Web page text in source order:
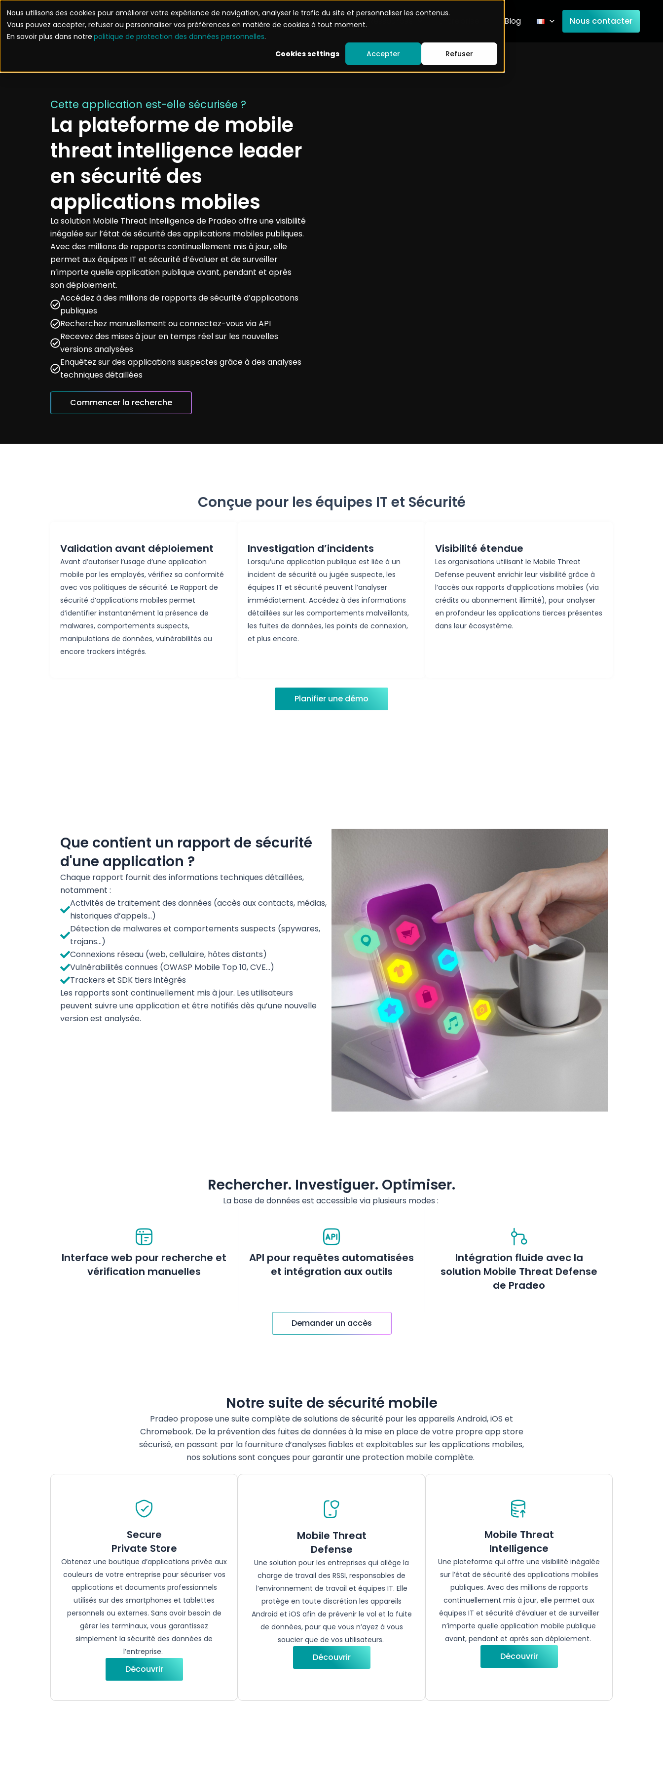
Nous utilisons des cookies pour améliorer votre expérience de navigation, analyser le trafic du site et personnaliser les contenus.
Vous pouvez accepter, refuser ou personnaliser vos préférences en matière de cookies à tout moment.
En savoir plus dans notre politique de protection des données personnelles.
Cookies settings
Accepter Refuser
au
contenu
Solutions Cas d’usage Devenez partenaire Blog Nous contacter
Cette application est-elle sécurisée ?
La plateforme de mobile
threat intelligence leader
en sécurité des
applications mobiles
La solution Mobile Threat Intelligencede Pradeooffreunevisibilité
inégaléesur l’état desécuritédes applications mobiles publiques.
Avec des millions de rapportscontinuellement mis à jour,elle
permet aux équipes IT et sécuritéd’évalueret desurveiller
n’importequelle application publiqueavant, pendant et après
sondéploiement.
Accédez à des millions de rapports de sécurité d’applications
publiques
Recherchez manuellement ou connectez-vous via API
Recevez des mises à jour en temps réel sur les nouvelles
versions analysées
Enquêtez sur des applications suspectes grâce à des analyses
techniques détaillées
Commencer la recherche
Conçue pour les équipes IT et Sécurité
Validation avant déploiement
Avant d’autoriser l’usage d’une application
mobile par les employés, vérifiez sa conformité
avec vos politiques de sécurité. Le Rapport de
sécurité d’applications mobiles permet
d’identifier instantanément la présence de
malwares, comportements suspects,
manipulations de données, vulnérabilités ou
encore trackers intégrés.
Investigation d’incidents
Lorsqu’une application publique est liée à un
incident de sécurité ou jugée suspecte, les
équipes IT et sécurité peuvent l’analyser
immédiatement. Accédez à des informations
détaillées sur les comportements malveillants,
les fuites de données, les points de connexion,
et plus encore.
Visibilité étendue
Les organisations utilisant le Mobile Threat
Defense peuvent enrichir leur visibilité grâce à
l’accès aux rapports d’applications mobiles (via
crédits ou abonnement illimité), pour analyser
en profondeur les applications tierces présentes
dans leur écosystème.
Planifier une démo
Que contient un rapport de sécurité
d'une application ?
Chaque rapport fournit des informations techniques détaillées,
notamment :
Activités de traitement des données (accès aux contacts, médias,
historiques d’appels…)
Détection de malwares et comportements suspects (spywares,
trojans…)
Connexions réseau (web, cellulaire, hôtes distants)
Vulnérabilités connues (OWASP Mobile Top 10, CVE…)
Trackers et SDK tiers intégrés
Les rapports sont continuellement mis à jour. Les utilisateurs
peuvent suivreuneapplication et être notifiés dès qu’une nouvelle
versionest analysée.
Rechercher. Investiguer. Optimiser.
La base de données est accessible via plusieurs modes :
Interface web pour recherche et
vérification manuelles
API pour requêtes automatisées
et intégration aux outils
Intégration fluide avec la
solution Mobile Threat Defense
de Pradeo
Demander un accès
Notre suite de sécurité mobile
Pradeo proposeunesuitecomplètede solutions desécurité pour les appareils Android, iOS et
Chromebook. De la préventiondes fuites de données à la miseenplace devotrepropre app store
sécurisé,en passant par la fournitured’analyses fiables et exploitables sur les applications mobiles,
nos solutions sont conçues pourgarantirune protection mobilecomplète.
Secure
Private Store
Obtenez une boutique d’applications privée aux
couleurs de votre entreprise pour sécuriser vos
applications et documents professionnels
utilisés sur des smartphones et tablettes
personnels ou externes. Sans avoir besoin de
gérer les terminaux, vous garantissez
simplement la sécurité des données de
l’entreprise.
Découvrir
Mobile Threat
Defense
Une solution pour les entreprises qui allège la
charge de travail des RSSI, responsables de
l’environnement de travail et équipes IT. Elle
protège en toute discrétion les appareils
Android et iOS afin de prévenirle vol et la fuite
de données, pour que vous n’ayez à vous
soucierque de vos utilisateurs.
Découvrir
Mobile Threat
Intelligence
Une plateforme qui offre une visibilité inégalée
sur l’état de sécurité des applications mobiles
publiques. Avec des millions de rapports
continuellement mis à jour, elle permet aux
équipes IT et sécurité d’évalueret de surveiller
n’importe quelle application mobile publique
avant, pendant et après son déploiement.
Découvrir